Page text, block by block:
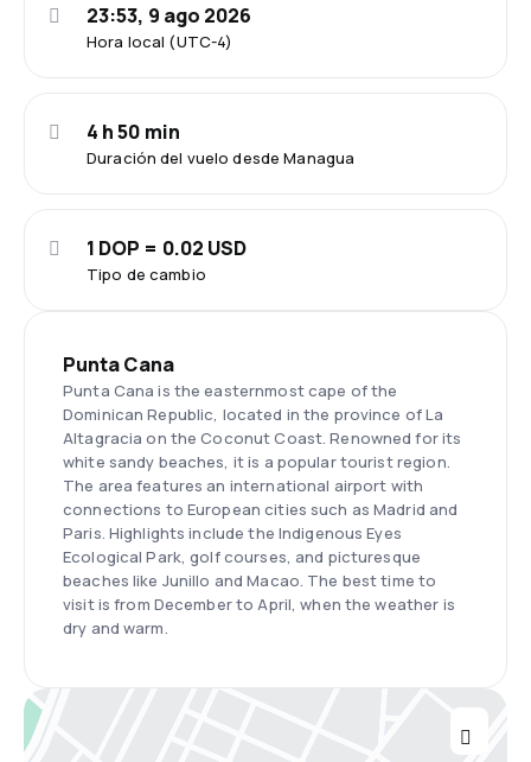
Hora local (UTC-4)
23:53, 9 ago 2026
Duración del vuelo desde Managua
4 h 50 min
Tipo de cambio
1 DOP = 0.02 USD
Punta Cana
Punta Cana is the easternmost cape of the
Dominican Republic, located in the province of La
Altagracia on the Coconut Coast. Renowned for its
white sandy beaches, it is a popular tourist region.
The area features an international airport with
connections to European cities such as Madrid and
Paris. Highlights include the Indigenous Eyes
Ecological Park, golf courses, and picturesque
beaches like Junillo and Macao. The best time to
visit is from December to April, when the weather is
dry and warm.